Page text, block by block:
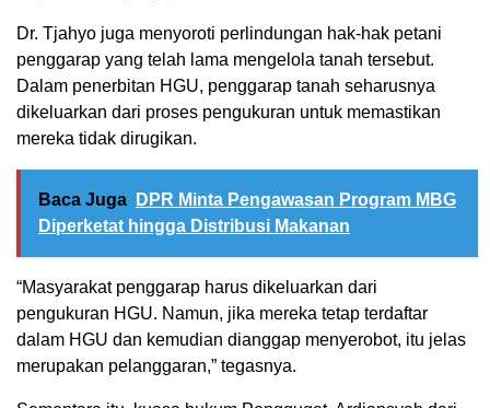
Dr. Tjahyo juga menyoroti perlindungan hak-hak petani
penggarap yang telah lama mengelola tanah tersebut.
Dalam penerbitan HGU, penggarap tanah seharusnya
dikeluarkan dari proses pengukuran untuk memastikan
mereka tidak dirugikan.
Baca Juga
DPR Minta Pengawasan Program MBG
Diperketat hingga Distribusi Makanan
“Masyarakat penggarap harus dikeluarkan dari
pengukuran HGU. Namun, jika mereka tetap terdaftar
dalam HGU dan kemudian dianggap menyerobot, itu jelas
merupakan pelanggaran,” tegasnya.